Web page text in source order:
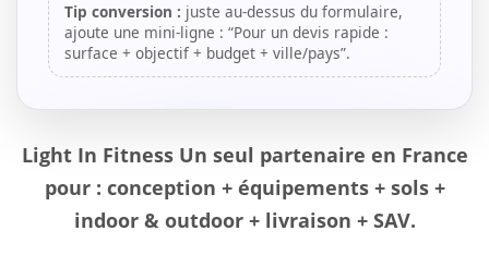
Tip conversion : juste au-dessus du formulaire,
ajoute une mini-ligne : “Pour un devis rapide :
surface + objectif + budget + ville/pays”.
Light In Fitness Un seul partenaire en France
pour : conception + équipements + sols +
indoor & outdoor + livraison + SAV.